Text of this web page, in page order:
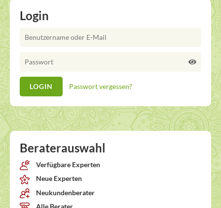
Login
Passwort vergessen?
Beraterauswahl
Verfügbare Experten
Neue Experten
Neukundenberater